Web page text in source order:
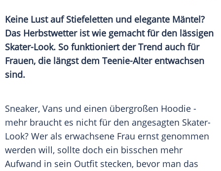
Keine Lust auf Stiefeletten und elegante Mäntel?
Das Herbstwetter ist wie gemacht für den lässigen
Skater-Look. So funktioniert der Trend auch für
Frauen, die längst dem Teenie-Alter entwachsen
sind.
Sneaker, Vans und einen übergroßen Hoodie -
mehr braucht es nicht für den angesagten Skater-
Look? Wer als erwachsene Frau ernst genommen
werden will, sollte doch ein bisschen mehr
Aufwand in sein Outfit stecken, bevor man das